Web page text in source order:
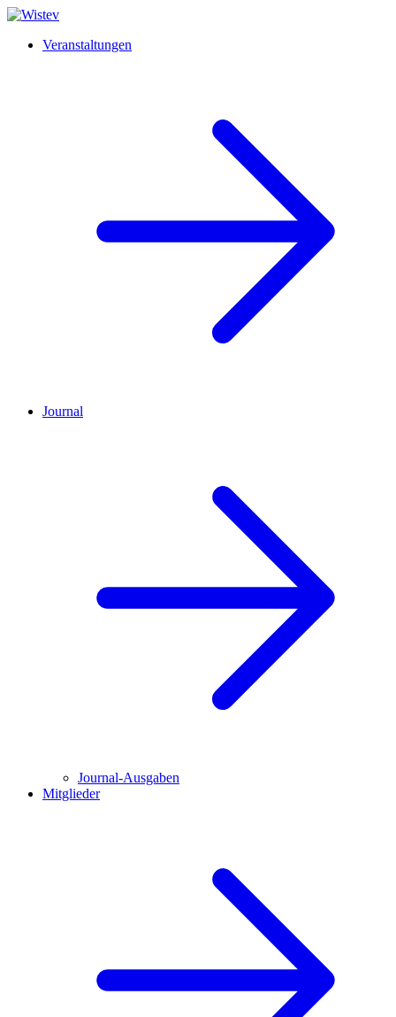
Veranstaltungen
Journal
Journal-Ausgaben
Mitglieder